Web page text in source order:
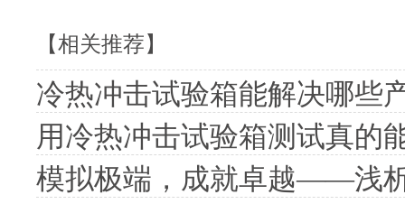
【相关推荐】
冷热冲击试验箱能解决哪些
用冷热冲击试验箱测试真的
模拟极端，成就卓越——浅